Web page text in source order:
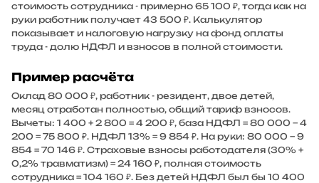
стоимость сотрудника - примерно 65 100 ₽, тогда как на
руки работник получает 43 500 ₽. Калькулятор
показывает и налоговую нагрузку на фонд оплаты
труда - долю НДФЛ и взносов в полной стоимости.
Пример расчёта
Оклад 80 000 ₽, работник - резидент, двое детей,
месяц отработан полностью, общий тариф взносов.
Вычеты: 1 400 + 2 800 = 4 200 ₽, база НДФЛ = 80 000 − 4
200 = 75 800 ₽. НДФЛ 13% = 9 854 ₽. На руки: 80 000 − 9
854 = 70 146 ₽. Страховые взносы работодателя (30% +
0,2% травматизм) = 24 160 ₽, полная стоимость
сотрудника = 104 160 ₽. Без детей НДФЛ был бы 10 400